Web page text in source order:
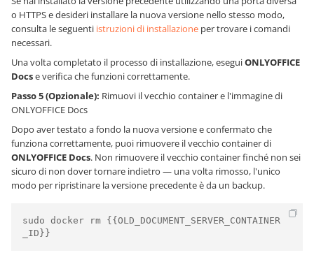
o HTTPS e desideri installare la nuova versione nello stesso modo,
consulta le seguenti istruzioni di installazione per trovare i comandi
necessari.
Una volta completato il processo di installazione, eseguiONLYOFFICE
Docse verifica che funzioni correttamente.
Passo 5 (Opzionale): Rimuovi il vecchio container e l'immagine di
ONLYOFFICE Docs
Dopo aver testato a fondo la nuova versione e confermato che
funziona correttamente, puoi rimuovere il vecchio container di
ONLYOFFICE Docs. Non rimuovere il vecchio container finché non sei
sicuro di non dover tornare indietro — una volta rimosso, l'unico
modo per ripristinare la versione precedente è da un backup.
sudo docker rm {{OLD_DOCUMENT_SERVER_CONTAINER
_ID}}